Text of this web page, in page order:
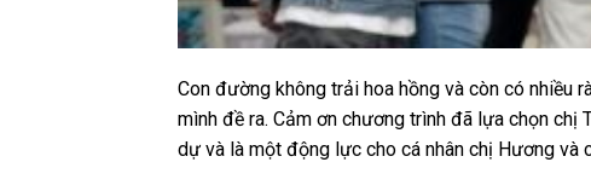
Con đường không trải hoa hồng và còn có nhiều
mình đề ra. Cảm ơn chương trình đã lựa chọn
dự và là một động lực cho cá nhân chị Hương và